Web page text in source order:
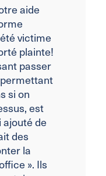
aide
victime
plainte!
passer
si on
est
ajouté de
des
la
». Ils